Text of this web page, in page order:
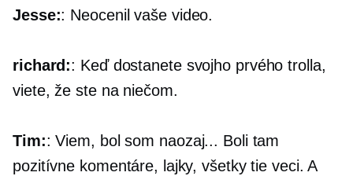
Jesse:: Neocenil vaše video.
richard:: Keď dostanete svojho prvého trolla,
viete, že ste na niečom.
Tim:: Viem, bol som naozaj... Boli tam
pozitívne komentáre, lajky, všetky tie veci. A